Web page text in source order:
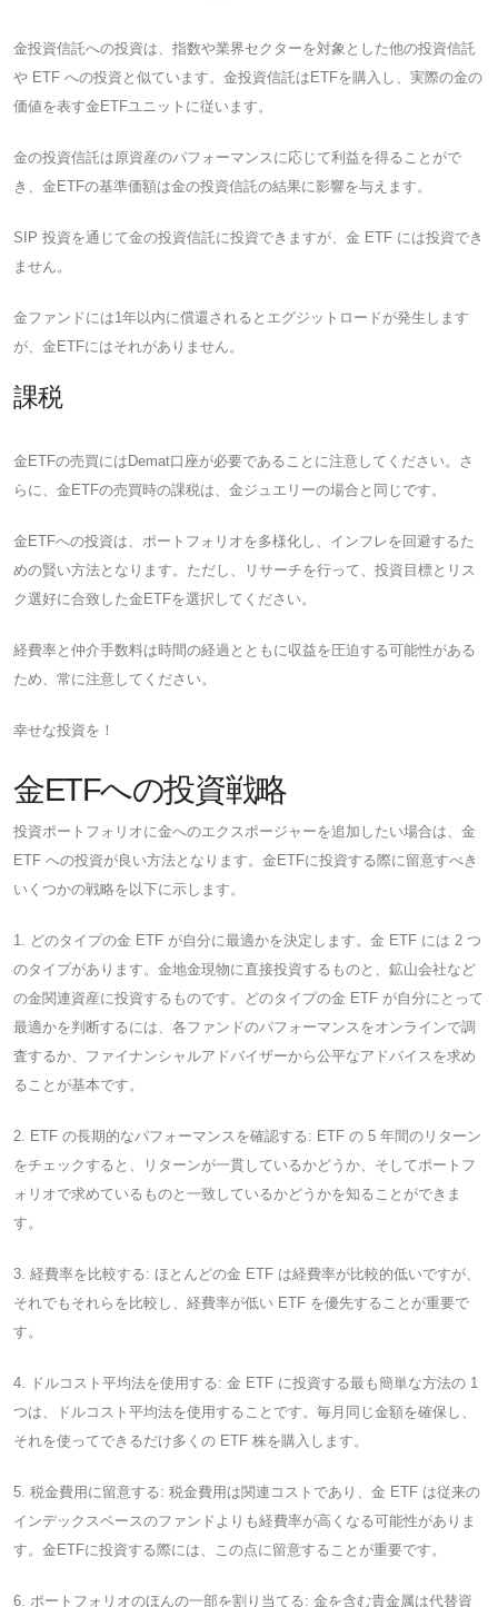
金投資信託への投資は、指数や業界セクターを対象とした他の投資信託
や ETF への投資と似ています。金投資信託はETFを購入し、実際の金の
価値を表す金ETFユニットに従います。
金の投資信託は原資産のパフォーマンスに応じて利益を得ることがで
き、金ETFの基準価額は金の投資信託の結果に影響を与えます。
SIP 投資を通じて金の投資信託に投資できますが、金 ETF には投資でき
ません。
金ファンドには1年以内に償還されるとエグジットロードが発生します
が、金ETFにはそれがありません。
課税
金ETFの売買にはDemat口座が必要であることに注意してください。さ
らに、金ETFの売買時の課税は、金ジュエリーの場合と同じです。
金ETFへの投資は、ポートフォリオを多様化し、インフレを回避するた
めの賢い方法となります。ただし、リサーチを行って、投資目標とリス
ク選好に合致した金ETFを選択してください。
経費率と仲介手数料は時間の経過とともに収益を圧迫する可能性がある
ため、常に注意してください。
幸せな投資を！
金ETFへの投資戦略
投資ポートフォリオに金へのエクスポージャーを追加したい場合は、金
ETF への投資が良い方法となります。金ETFに投資する際に留意すべき
いくつかの戦略を以下に示します。
1. どのタイプの金 ETF が自分に最適かを決定します。金 ETF には 2 つ
のタイプがあります。金地金現物に直接投資するものと、鉱山会社など
の金関連資産に投資するものです。どのタイプの金 ETF が自分にとって
最適かを判断するには、各ファンドのパフォーマンスをオンラインで調
査するか、ファイナンシャルアドバイザーから公平なアドバイスを求め
ることが基本です。
2. ETF の長期的なパフォーマンスを確認する: ETF の 5 年間のリターン
をチェックすると、リターンが一貫しているかどうか、そしてポートフ
ォリオで求めているものと一致しているかどうかを知ることができま
す。
3. 経費率を比較する: ほとんどの金 ETF は経費率が比較的低いですが、
それでもそれらを比較し、経費率が低い ETF を優先することが重要で
す。
4. ドルコスト平均法を使用する: 金 ETF に投資する最も簡単な方法の 1
つは、ドルコスト平均法を使用することです。毎月同じ金額を確保し、
それを使ってできるだけ多くの ETF 株を購入します。
5. 税金費用に留意する: 税金費用は関連コストであり、金 ETF は従来の
インデックスベースのファンドよりも経費率が高くなる可能性がありま
す。金ETFに投資する際には、この点に留意することが重要です。
6. ポートフォリオのほんの一部を割り当てる: 金を含む貴金属は代替資